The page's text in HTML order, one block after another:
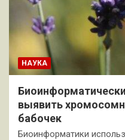
НАУКА
выявить
бабочек
Биоинформатики